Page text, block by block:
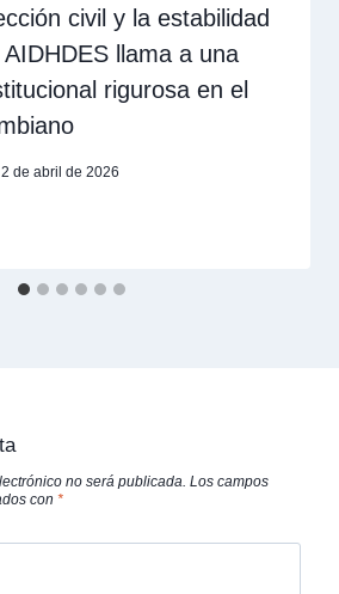
civil y la estabilidad
llama a una
rigurosa en el
2 de abril de 2026
no será publicada. Los campos
con *